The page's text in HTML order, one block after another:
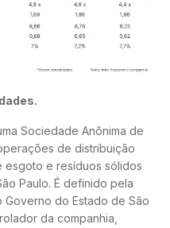
Sociedade Anônima de
de distribuição
esgoto e resíduos sólidos
Paulo. É definido pela
Governo do Estado de São
da companhia,